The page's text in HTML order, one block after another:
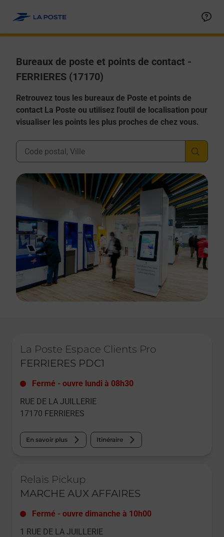
Bureaux de poste et points de contact -
FERRIERES (17170)
Retrouvez tous les bureaux de Poste et points de
contact La Poste ou utilisez l'outil de localisation pour
visualiser les points les plus proches de chez vous.
Ville, Département, Code Postal
La Poste Espace Clients Pro
FERRIERES PDC1
Fermé - ouvre lundi à 08h30
RUE DE LA JUILLERIE
17170 FERRIERES
En savoir plus Itinéraire
Relais Pickup
MARCHE AUX AFFAIRES
Fermé - ouvre dimanche à 10h00
1 RUE DE LA JUILLERIE